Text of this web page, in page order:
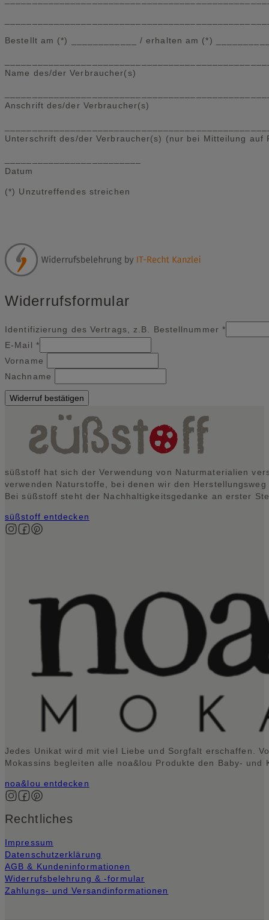
Bestellt am (*) ____________ / erhalten am (*)
Name des/der Verbraucher(s)
Anschrift des/der Verbraucher(s)
Unterschrift des/der Verbraucher(s) (nur bei Mitteilung auf
Datum
(*) Unzutreffendes streichen
Widerrufsformular
Identifizierung des Vertrags, z.B. Bestellnummer *
E-Mail *
E-
(wiederholen)*
Vorname
Nachname
Widerruf bestätigen
süßstoff hat sich der Verwendung von Naturmaterialien
verwenden Naturstoffe, bei denen wir den Herstellungsweg
Bei süßstoff steht der Nachhaltigkeitsgedanke an erster
süßstoff entdecken
Auf Instagram folgen
Auf Facebook folgen
Auf Pinterest folgen
Jedes Unikat wird mit viel Liebe und Sorgfalt erschaffen.
Mokassins begleiten alle noa&lou Produkte den Baby-
noa&lou entdecken
Auf Instagram folgen
Auf Facebook folgen
Auf Pinterest folgen
Rechtliches
Impressum
Datenschutzerklärung
AGB & Kundeninformationen
Widerrufsbelehrung & -formular
Zahlungs- und Versandinformationen